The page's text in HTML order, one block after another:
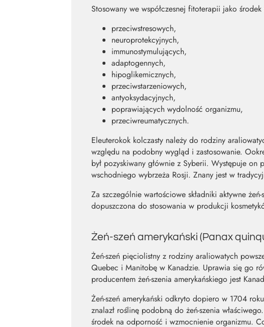
Stosowany we współczesnej fitoterapii jako
przeciwstresowych,
neuroprotekcyjnych,
immunostymulujących,
adaptogennych,
hipoglikemicznych,
przeciwstarzeniowych,
antyoksydacyjnych,
poprawiających wydolność organizmu,
przeciwreumatycznych.
Eleuterokok kolczasty należy do rodziny
względu na podobny wygląd i zastosowanie.
był pozyskiwany głównie z Syberii. Występuje on
wschodniego wybrzeża Rosji. Znany jest w
Za szczególnie wartościowe składniki aktywne
dopuszczona do stosowania w produkcji
Żeń-szeń amerykański (Panax
Żeń-szeń pięciolistny z rodziny araliowatych
Quebec i Manitobę w Kanadzie. Uprawia się go
producentem żeń-szenia amerykańskiego jest
Żeń-szeń amerykański odkryto dopiero w 1704
znalazł roślinę podobną do żeń-szenia
środek na odporność i wzmocnienie organizmu.